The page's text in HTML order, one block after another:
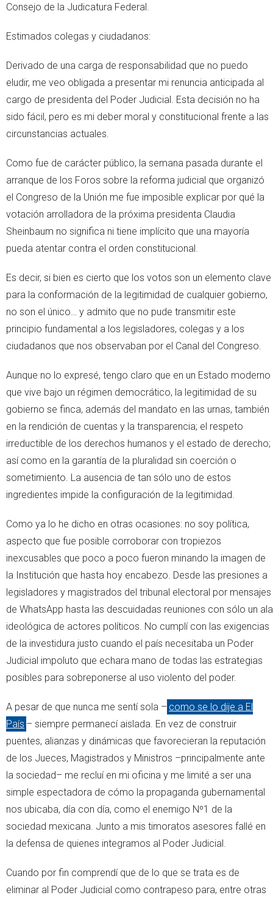
Consejo de la Judicatura Federal.
Estimados colegas y ciudadanos:
Derivado de una carga de responsabilidad que no puedo
eludir, me veo obligada a presentar mi renuncia anticipada al
cargo de presidenta del Poder Judicial. Esta decisión no ha
sido fácil, pero es mi deber moral y constitucional frente a las
circunstancias actuales.
Como fue de carácter público, la semana pasada durante el
arranque de los Foros sobre la reforma judicial que organizó
el Congreso de la Unión me fue imposible explicar por qué la
votación arrolladora de la próxima presidenta Claudia
Sheinbaum no significa ni tiene implícito que una mayoría
pueda atentar contra el orden constitucional.
Es decir, si bien es cierto que los votos son un elemento clave
para la conformación de la legitimidad de cualquier gobierno,
no son el único… y admito que no pude transmitir este
principio fundamental a los legisladores, colegas y a los
ciudadanos que nos observaban por el Canal del Congreso.
Aunque no lo expresé, tengo claro que en un Estado moderno
que vive bajo un régimen democrático, la legitimidad de su
gobierno se finca, además del mandato en las urnas, también
en la rendición de cuentas y la transparencia; el respeto
irreductible de los derechos humanos y el estado de derecho;
así como en la garantía de la pluralidad sin coerción o
sometimiento. La ausencia de tan sólo uno de estos
ingredientes impide la configuración de la legitimidad.
Como ya lo he dicho en otras ocasiones: no soy política,
aspecto que fue posible corroborar con tropiezos
inexcusables que poco a poco fueron minando la imagen de
la Institución que hasta hoy encabezo. Desde las presiones a
legisladores y magistrados del tribunal electoral por mensajes
de WhatsApp hasta las descuidadas reuniones con sólo un ala
ideológica de actores políticos. No cumplí con las exigencias
de la investidura justo cuando el país necesitaba un Poder
Judicial impoluto que echara mano de todas las estrategias
posibles para sobreponerse al uso violento del poder.
A pesar de que nunca me sentí sola – como se lo dije a El
País – siempre permanecí aislada. En vez de construir
puentes, alianzas y dinámicas que favorecieran la reputación
de los Jueces, Magistrados y Ministros –principalmente ante
la sociedad– me recluí en mi oficina y me limité a ser una
simple espectadora de cómo la propaganda gubernamental
nos ubicaba, día con día, como el enemigo Nº1 de la
sociedad mexicana. Junto a mis timoratos asesores fallé en
la defensa de quienes integramos al Poder Judicial.
Cuando por fin comprendí que de lo que se trata es de
eliminar al Poder Judicial como contrapeso para, entre otras